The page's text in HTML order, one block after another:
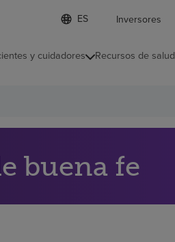
Lista
de
contraída
d
o
e
i
a
Inversores
y cuidadores Recursos de salud
buena fe